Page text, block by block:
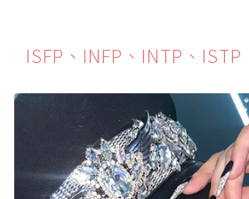
ISFP、INFP、INTP、